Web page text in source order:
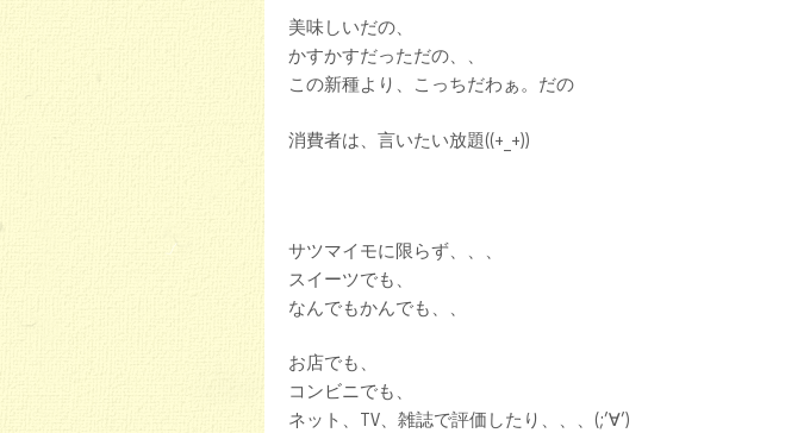
美味しいだの、
かすかすだっただの、、
この新種より、こっちだわぁ。だの
消費者は、言いたい放題((+_+))
サツマイモに限らず、、、
スイーツでも、
なんでもかんでも、、
お店でも、
コンビニでも、
ネット、TV、雑誌で評価したり、、、(;’∀’)